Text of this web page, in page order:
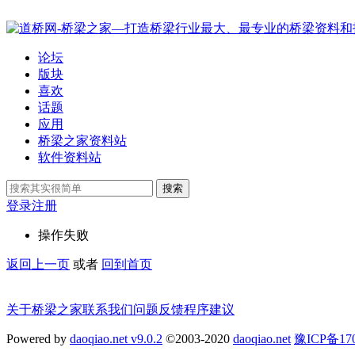
论坛
版块
喜欢
话题
应用
桥梁之家资料站
软件资料站
搜索
登录注册
操作失败
返回上一页 或者 回到首页
关于桥梁之家联系我们问题反馈程序建议
Powered by daoqiao.net v9.0.2 ©2003-2020 daoqiao.net 豫ICP备